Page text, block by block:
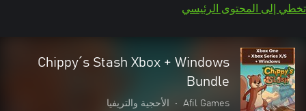
تخطي إلى المحتوى الرئيسي
Chippy´s Stash Xbox + Windows
Bundle
Afil Games
• الأحجية والتريفيا